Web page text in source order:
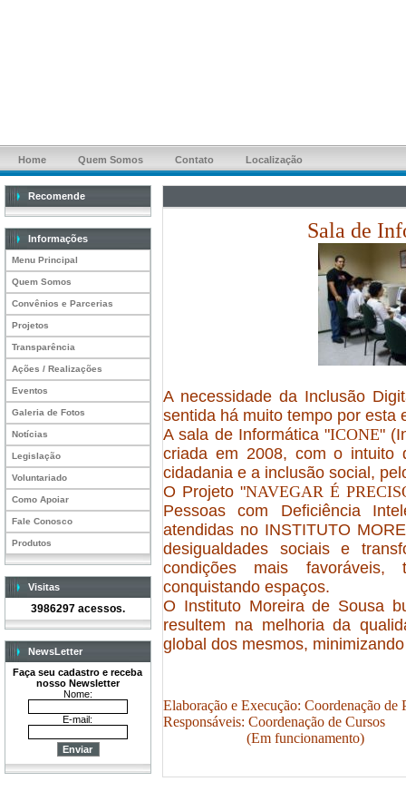
Home Quem Somos Contato Localização
Recomende
Informações
Menu Principal
Quem Somos
Convênios e Parcerias
Projetos
Transparência
Ações / Realizações
Eventos
Galeria de Fotos
Notícias
Legislação
Voluntariado
Como Apoiar
Fale Conosco
Produtos
Visitas
3986297 acessos.
NewsLetter
Faça seu cadastro e receba
nosso Newsletter
Nome:
E-mail:
Sala de
A necessidade da Inclusão
sentida há muito tempo por esta
A sala de Informática "ICONE"
criada em 2008, com o intuito
cidadania e a inclusão social,
O Projeto "NAVEGAR É
Pessoas com Deficiência
atendidas no INSTITUTO
desigualdades sociaise
condições mais favoráveis,
conquistando espaços.
O Instituto Moreira de Sousa
resultem na melhoria da
global dos mesmos,
Elaboração e Execução: Coordenação de
Responsáveis: Coordenação de Cursos
(Em funcionamento)